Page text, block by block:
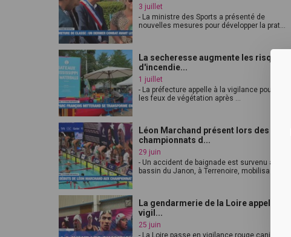
3 juillet
- La ministre des Sports a présenté de
nouvelles mesures pour développer la prat...
La secheresse augmente les risques
d'incendie...
1 juillet
- La préfecture appelle à la vigilance pour éviter
les feux de végétation après ...
Léon Marchand présent lors des
championnats d...
29 juin
- Un accident de baignade est survenu au
bassin du Janon, à Terrenoire, mobilisa...
La gendarmerie de la Loire appelle à la
vigil...
25 juin
- La Loire passe en vigilance rouge canicule